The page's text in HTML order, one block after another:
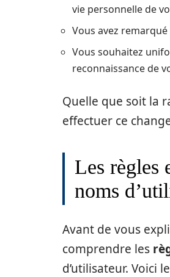
vie personnelle de
Vous avez
Vous souhaitez
reconnaissance de
Quelle que soit la
effectuer ce
Les règles
noms
Avant de vous
comprendre les
d’utilisateur. Voici